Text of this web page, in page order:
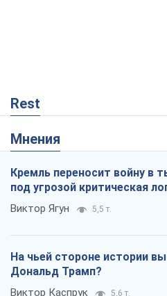
Rest
Мнения
Кремль переносит войну в
под угрозой критическая
Виктор Ягун 5,5 т.
На чьей стороне истории
Дональд Трамп?
Виктор Каспрук 5,6 т.